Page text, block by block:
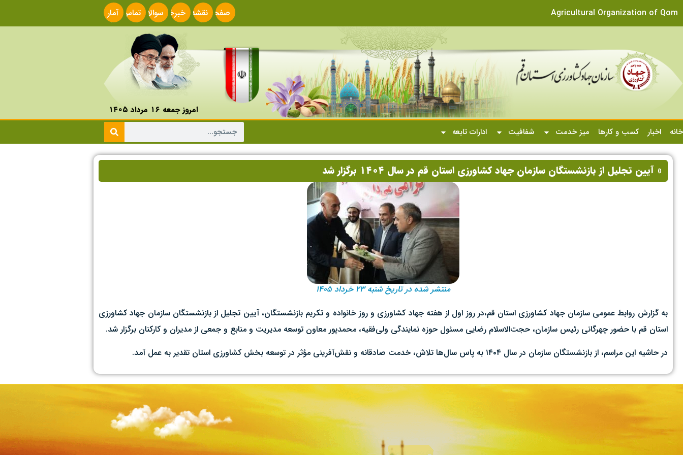
Agricultural Organization of Qom
صفحه
اصلی
نقشه
سایت
خبرخوانسوالات
متداول
تماس
با ما
آمار
سایت
امروز جمعه ۱۶ مرداد ۱۴۰۵
خانه
اخبار کسب و کارها میز خدمت شفافیت ادارات تابعه
» آیین تجلیل از بازنشستگان سازمان جهاد کشاورزی استان قم در سال ۱۴۰۴ برگزار شد
منتشر شده در تاریخ شنبه ۲۳ خرداد ۱۴۰۵
به گزارش روابط عمومی سازمان جهاد کشاورزی استان قم،در روز اول از هفته جهاد کشاورزی و روز خانواده و تکریم بازنشستگان، آیین تجلیل از بازنشستگان سازمان جهاد کشاورزی
استان قم با حضور چهرگانی رئیس سازمان، حجت‌الاسلام رضایی مسئول حوزه نمایندگی ولی‌فقیه، محمدپور معاون توسعه مدیریت و منابع و جمعی از مدیران و کارکنان برگزار شد.
در حاشیه این مراسم، از بازنشستگان سازمان در سال ۱۴۰۴ به پاس سال‌ها تلاش، خدمت صادقانه و نقش‌آفرینی مؤثر در توسعه بخش کشاورزی استان تقدیر به عمل آمد.